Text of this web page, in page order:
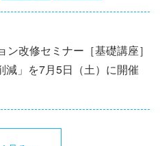
改修セミナー［基礎講座］
減」を7月5日（土）に開催